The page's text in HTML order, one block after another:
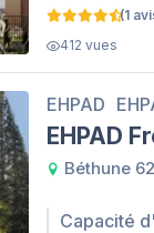
(1
412 vues
EHPAD
EHPAD
Béthune
Capacité